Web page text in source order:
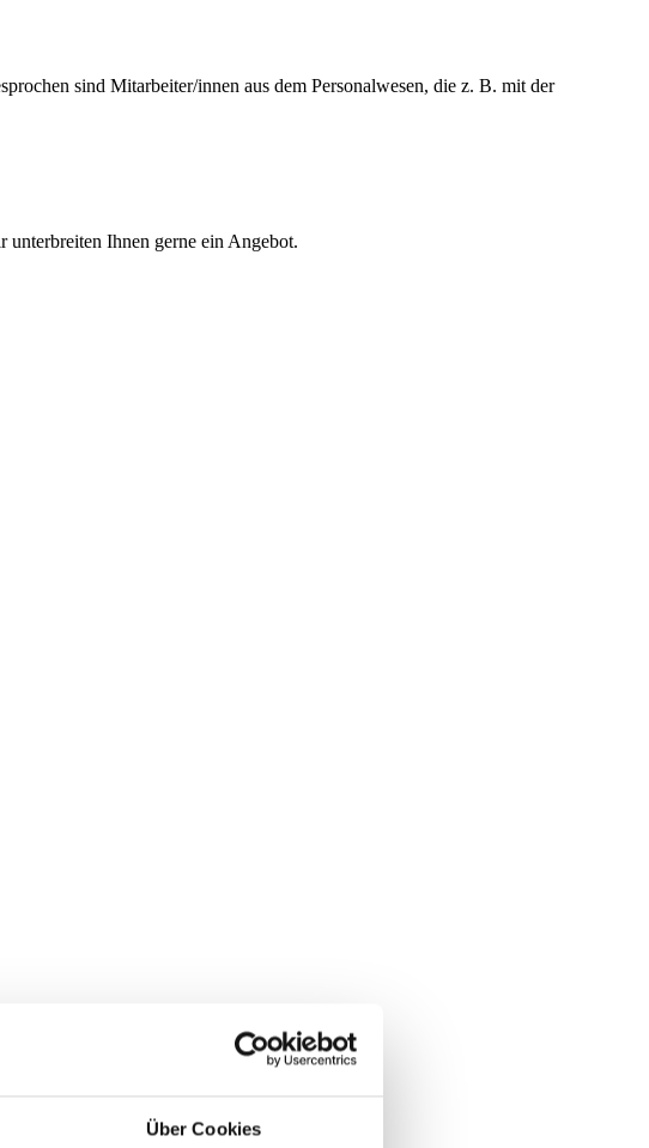
Über Cookies
sind Mitarbeiter/innen aus dem Personalwesen, die z. B. mit der
unterbreiten Ihnen gerne ein Angebot.